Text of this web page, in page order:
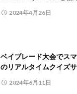
2024年4月26日
ベイブレード大会でス
のリアルタイムクイズ
2024年6月11日